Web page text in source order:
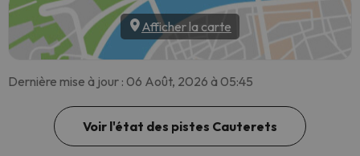
Afficher la carte
Dernière mise à jour : 06 Août, 2026 à 05:45
Voir l'état des pistes Cauterets